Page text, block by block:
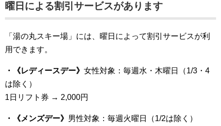
曜日による割引サービスがあります
「湯の丸スキー場」には、曜日によって割引サービスが利
用できます。
・《レディースデー》 女性対象：毎週水・木曜日（1/3・4
は除く）
1日リフト券 → 2,000円
・《メンズデー》 男性対象：毎週火曜日（1/2は除く）